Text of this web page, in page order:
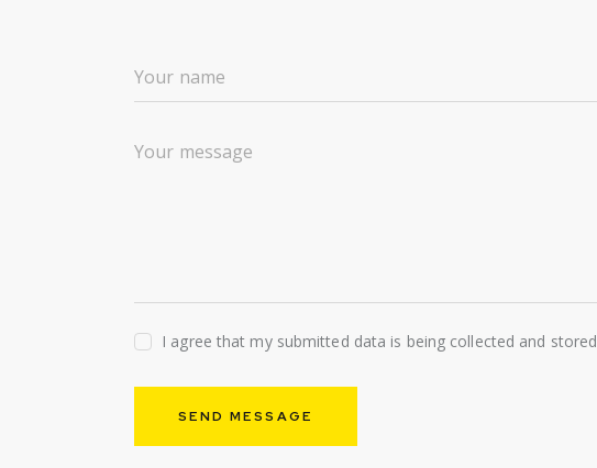
I agree that my submitted data is being collected and
SEND MESSAGE